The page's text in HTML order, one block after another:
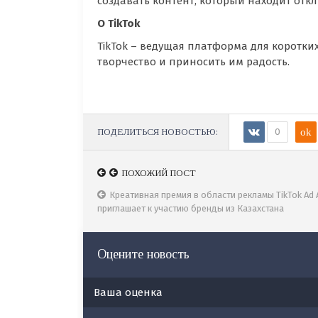
О TikTok
TikTok – ведущая платформа для
творчество и приносить им радость.
ПОДЕЛИТЬСЯ НОВОСТЬЮ: 0 ok
ПОХОЖИЙ ПОСТ
Казахстанские бренды приглашены принять
премии TikTok Ad Awards
ПОХОЖИЙ ПОСТ
Креативная премия в области рекламы TikTok Ad
приглашает к участию бренды из Казахстана
Оцените новость
Ваша оценка